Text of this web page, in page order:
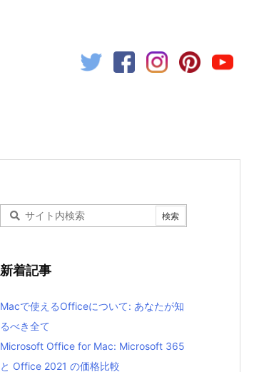
新着記事
Macで使えるOfficeについて: あなたが知
るべき全て
Microsoft Office for Mac: Microsoft 365
と Office 2021 の価格比較